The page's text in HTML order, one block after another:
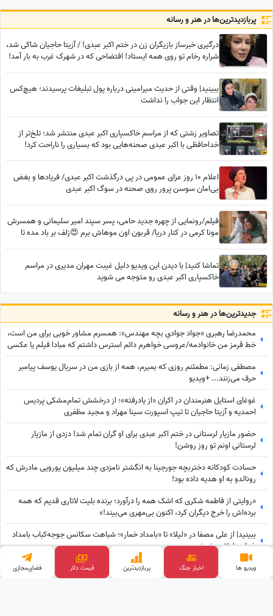
پربازدید‌ترین‌ها در هنر و رسانه
درگیری خبرساز بازیگران زن در ختم اکبر عبدی! / آزیتا حاجیان شاکی شد،
شراره رخام تو روی همه ایستاد! افتضاحی که در شهرک غرب به بار آمد!
ببینید| وقتی از حدیث میرامینی درباره پول تبلیغات پرسیدند؛ هیچ‌کس
انتظار این جواب را نداشت
تصاویر زشتی که از مراسم خاکسپاری اکبر عبدی منتشر شد؛ تلخ‌تر از
خداحافظی با اکبر عبدی صحنه‌هایی بود که بسیاری را ناراحت کرد!
اعلام 10 روز عزای عمومی در پی درگذشت اکبر عبدی/ فریادها و بغض
بی‌امان سوسن پرور روی صحنه در سوگ اکبر عبدی
فیلم/رونمایی از چهره جدید حامی، پسر سپند امیر سلیمانی و همسرش
مونا کرمی در کنار دریا/ قربون اون موهاش برم 😍زلف بر باد مده تا
تماشا کنید| با دیدن این ویدیو دلیل غیبت مهران مدیری در مراسم
خاکسپاری اکبر عبدی رو متوجه می شوید
جدید‌ترین‌ها در هنر و رسانه
محمدرضا رهبری «جواد جوادیِ بچه مهندس»: همسرم مشاور خوبی برای من است،
خط قرمز من خانوادمه/عروسی خواهرم دائم استرس داشتم که مبادا فیلم یا عکسی
از من گرفته شود و بعدا برای من دردسر ایجاد کند!
مصطفی زمانی: مطمئنم روزی که بمیرم، همه از بازی من در سریال یوسف پیامبر
حرف می‌زنند... +ویدیو
غوغای استایل هنرمندان در اکران «از یادرفته»؛ از درخشش تمام‌مشکی پردیس
احمدیه و آزیتا حاجیان تا تیپ اسپورت سینا مهراد و مجید مظفری
حضور مازیار لرستانی در ختم اکبر عبدی برای او گران تمام شد! دزدی از مازیار
لرستانی اونم تو روز روشن!
حسادت کودکانه دختربچه جورجینا به انگشتر نامزدی چند میلیون یورویی مادرش که
رونالدو به او هدیه داده بود!
«روایتی از فاطمه شکری که اشک همه را درآورد؛ برنده بلیت لاتاری قدیم که همه
برده‌اش را خرج دیگران کرد، اکنون بی‌مهری می‌بیند!»
ببینید| از علی مصفا در «لیلا» تا «بامداد خمار»؛ شباهت سکانس جوجه‌کباب بامداد
خمار و لیلا سوژه شد
تغییر چهره دهه شصتی ماهور الوند برای فیلم «عنکبوت»؛ خانم بازیگر را به سختی
می‌توان شناخت + عکس
ویدیو ها اخبار جنگ پربازدید‌ترین قیمت دلار فضای‌مجازی